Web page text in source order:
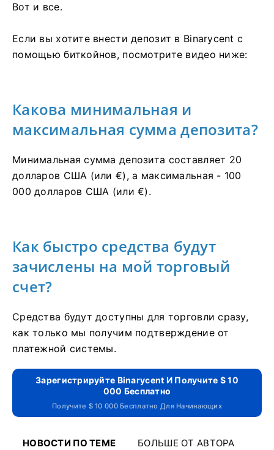
Вот и все.
Если вы хотите внести депозит в Binarycent с
помощью биткойнов, посмотрите видео ниже:
Какова минимальная и
максимальная сумма депозита?
Минимальная сумма депозита составляет 20
долларов США (или €), а максимальная - 100
000 долларов США (или €).
Как быстро средства будут
зачислены на мой торговый
счет?
Средства будут доступны для торговли сразу,
как только мы получим подтверждение от
платежной системы.
Зарегистрируйте Binarycent И Получите $ 10
000 Бесплатно
Получите $ 10 000 Бесплатно Для Начинающих
НОВОСТИ ПО ТЕМЕ БОЛЬШЕ ОТ АВТОРА